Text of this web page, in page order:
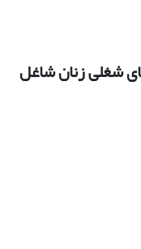
شغلی زنان شاغل